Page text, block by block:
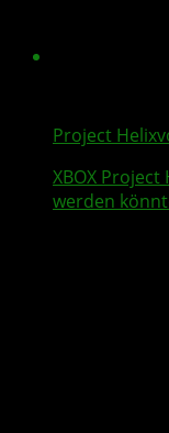
Project Helix
XBOX Project
werden